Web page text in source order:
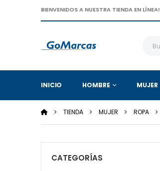
BIENVENIDOS A NUESTRA TIENDA EN LÍNEA!
INICIO HOMBRE MUJER
TIENDA MUJER ROPA
CATEGORÍAS